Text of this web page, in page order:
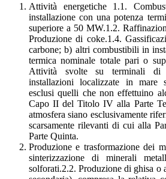
Attività energetiche 1.1.
installazione con una potenza
superiore a 50 MW.1.2.
Produzione di coke.1.4.
carbone; b) altri combustibili in
termica nominale totale pari o
Attività svolte su terminali di
installazioni localizzate in mare
esclusi quelli che non effettuino
Capo II del Titolo IV alla Parte
atmosfera siano esclusivamente
scarsamente rilevanti di cui alla
Parte Quinta.
Produzione e trasformazione dei
sinterizzazione di minerali
solforati.2.2. Produzione di ghisa o